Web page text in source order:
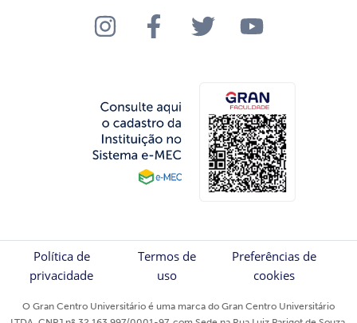
Política de
privacidade
Termos de
uso
Preferências de
cookies
O Gran Centro Universitário é uma marca do Gran Centro Universitário